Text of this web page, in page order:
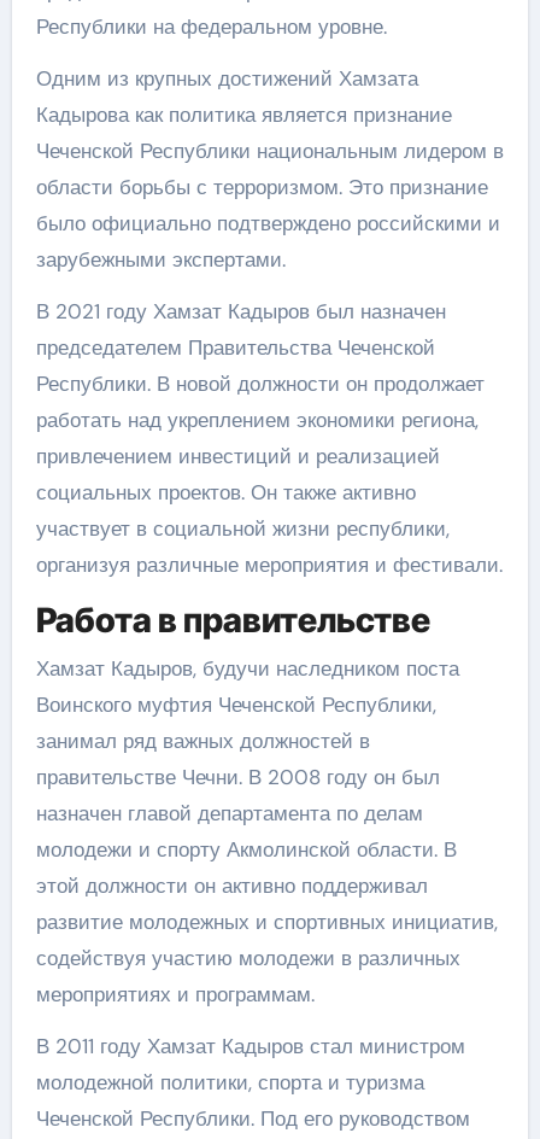
Республики на федеральном уровне.
Одним из крупных достижений Хамзата
Кадырова как политика является признание
Чеченской Республики национальным лидером в
области борьбы с терроризмом. Это признание
было официально подтверждено российскими и
зарубежными экспертами.
В 2021 году Хамзат Кадыров был назначен
председателем Правительства Чеченской
Республики. В новой должности он продолжает
работать над укреплением экономики региона,
привлечением инвестиций и реализацией
социальных проектов. Он также активно
участвует в социальной жизни республики,
организуя различные мероприятия и фестивали.
Работа в правительстве
Хамзат Кадыров, будучи наследником поста
Воинского муфтия Чеченской Республики,
занимал ряд важных должностей в
правительстве Чечни. В 2008 году он был
назначен главой департамента по делам
молодежи и спорту Акмолинской области. В
этой должности он активно поддерживал
развитие молодежных и спортивных инициатив,
содействуя участию молодежи в различных
мероприятиях и программам.
В 2011 году Хамзат Кадыров стал министром
молодежной политики, спорта и туризма
Чеченской Республики. Под его руководством